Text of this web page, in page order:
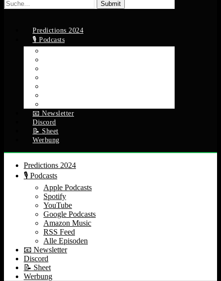
Suche
nach:
Predictions 2024
🎙️ Podcasts
📧 Newsletter
Discord
📝 Sheet
Werbung
Predictions 2024
🎙️ Podcasts
Apple Podcasts
Spotify
YouTube
Google Podcasts
Amazon Music
RSS Feed
Alle Episoden
📧 Newsletter
Discord
📝 Sheet
Werbung